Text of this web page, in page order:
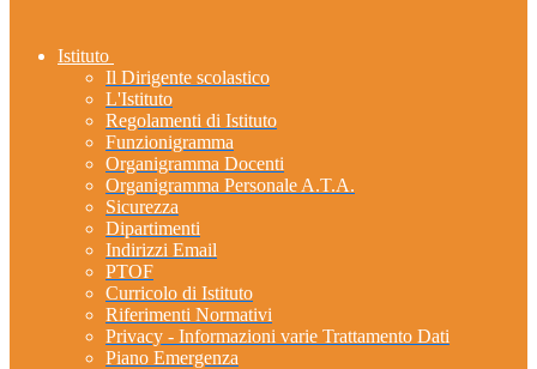
Istituto
Il Dirigente scolastico
L'Istituto
Regolamenti di Istituto
Funzionigramma
Organigramma Docenti
Organigramma Personale A.T.A.
Sicurezza
Dipartimenti
Indirizzi Email
PTOF
Curricolo di Istituto
Riferimenti Normativi
Privacy - Informazioni varie Trattamento Dati
Piano Emergenza